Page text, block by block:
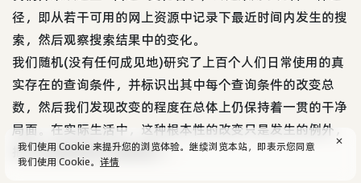
径，即从若干可用的网上资源中记录下最近时间内发生的搜
索，然后观察搜索结果中的变化。
我们随机(没有任何成见地)研究了上百个人们日常使用的真
实存在的查询条件，并标识出其中每个查询条件的改变总
数，然后我们发现改变的程度在总体上仍保持着一贯的干净
局面。在实际生活中，这种根本性的改变只是发生的例外，
把它当成规则就大错特错了。
✕
我们使用 Cookie 来提升您的浏览体验。继续浏览本站，即表示您同意
我们使用 Cookie。 详情